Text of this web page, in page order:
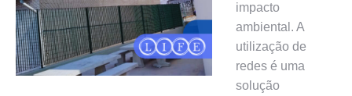
impacto
ambiental. A
utilização de
redes é uma
solução